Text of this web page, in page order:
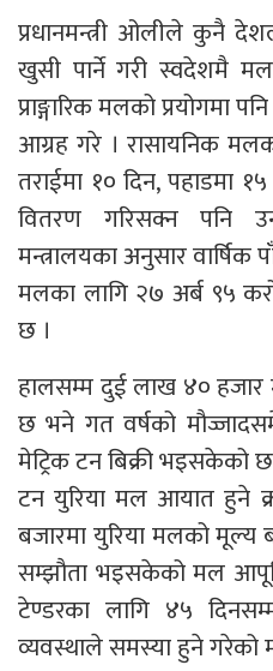
प्रधानमन्त्री ओलीले कुनै
खुसी पार्ने गरी स्वदेशमै मल
प्राङ्गारिक मलको प्रयोगमा
आग्रह गरे । रासायनिक
तराईमा १० दिन, पहाडमा
वितरण गरिसक्न पनि
मन्त्रालयका अनुसार
मलका लागि २७ अर्ब ९५
छ ।
हालसम्म दुई लाख ४०
छ भने गत वर्षको
मेट्रिक टन बिक्री भइसकेको
टन युरिया मल आयात हुने
बजारमा युरिया मलको
सम्झौता भइसकेको मल
टेण्डरका लागि ४५
व्यवस्थाले समस्या हुने गरेको